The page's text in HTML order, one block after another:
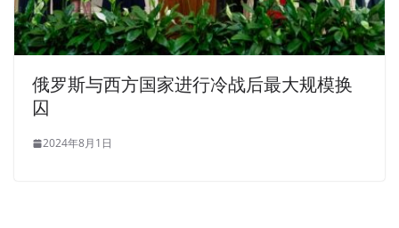
俄罗斯与西方国家进行冷战后最大规模换
囚
2024年8月1日